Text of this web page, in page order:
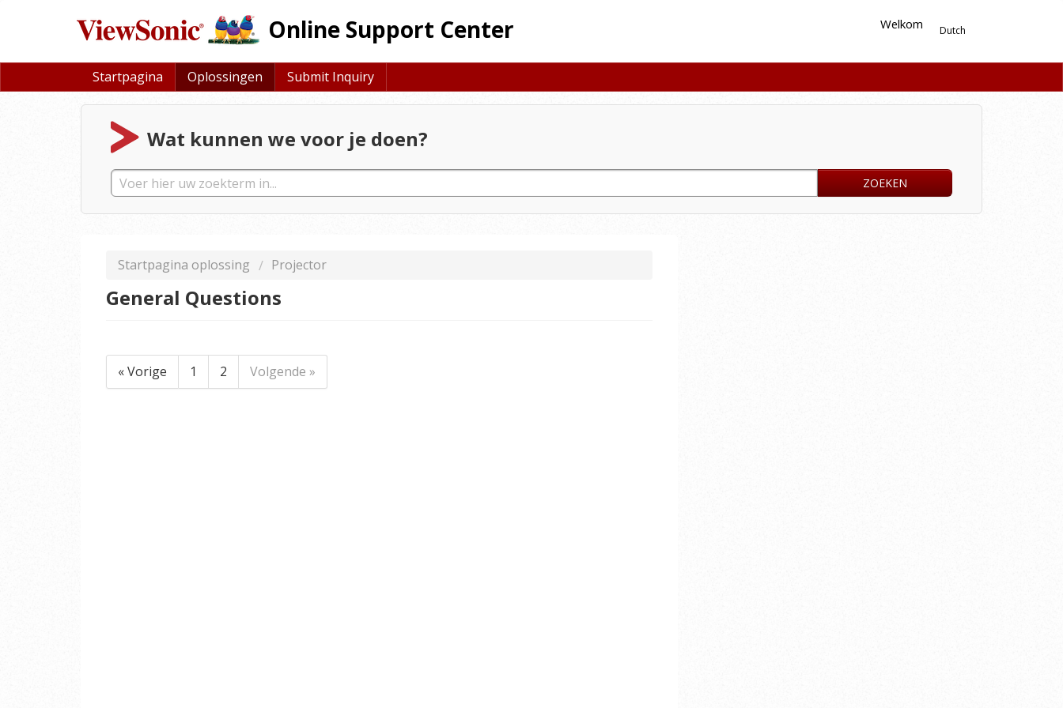
Online Support Center Dutch
Welkom
Startpagina Oplossingen Submit Inquiry
Wat kunnen we voor je doen?
ZOEKEN
Startpagina oplossing Projector
General Questions
« Vorige 1 2 Volgende »